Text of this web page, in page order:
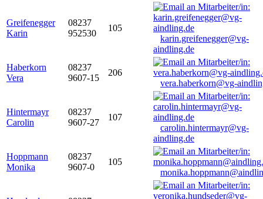
Greifenegger
Karin
08237
952530
105
karin.greifenegger@vg-
aindling.de
Haberkorn
Vera
08237
9607-15
206
vera.haberkorn@vg-
Hintermayr
Carolin
08237
9607-27
107
carolin.hintermayr@vg-
aindling.de
Hoppmann
Monika
08237
9607-0
105